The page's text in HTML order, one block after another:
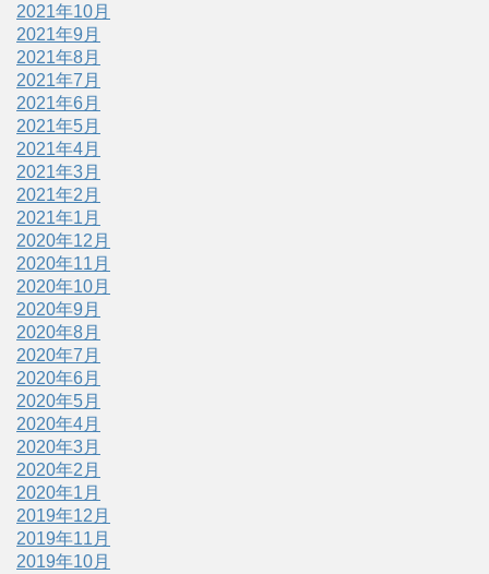
2021年10月
2021年9月
2021年8月
2021年7月
2021年6月
2021年5月
2021年4月
2021年3月
2021年2月
2021年1月
2020年12月
2020年11月
2020年10月
2020年9月
2020年8月
2020年7月
2020年6月
2020年5月
2020年4月
2020年3月
2020年2月
2020年1月
2019年12月
2019年11月
2019年10月